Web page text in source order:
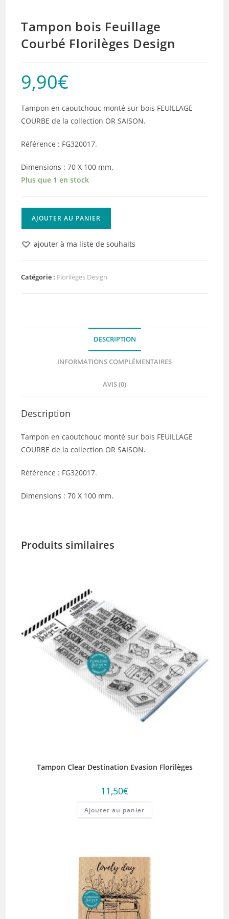
Tampon bois Feuillage
Courbé Florilèges Design
9,90€
Tampon en caoutchouc monté sur bois FEUILLAGE
COURBE de la collection OR SAISON.
Référence : FG320017.
Dimensions : 70 X 100 mm.
Plus que 1 en stock
Tampon
Courbé
AJOUTER AU PANIER
ajouter à ma liste de souhaits
Catégorie : Florilèges Design
DESCRIPTION
INFORMATIONS COMPLÉMENTAIRES
AVIS (0)
Description
Tampon en caoutchouc monté sur bois FEUILLAGE
COURBE de la collection OR SAISON.
Référence : FG320017.
Dimensions : 70 X 100 mm.
Produits similaires
Tampon Clear Destination Evasion Florilèges
11,50€
Ajouter au panier